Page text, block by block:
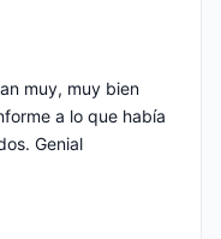
muy, muy bien
a lo que había
Genial